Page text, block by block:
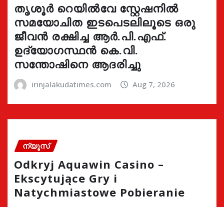
തൃശൂർ റെയിൽവേ സ്റ്റേഷനിൽ
സമയോചിത ഇടപെടലിലൂടെ ഒരു
ജീവൻ രക്ഷിച്ച ആർ.പി.എഫ്.
ഉദ്യോഗസ്ഥൻ കെ.വി.
സന്തോഷിനെ ആദരിച്ചു
irinjalakudatimes.com Aug 7, 2026
ന്യൂസ്
Odkryj Aquawin Casino –
Ekscytujące Gry i
Natychmiastowe Pobieranie